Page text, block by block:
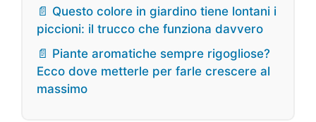
📄 Questo colore in giardino tiene lontani i
piccioni: il trucco che funziona davvero
📄 Piante aromatiche sempre rigogliose?
Ecco dove metterle per farle crescere al
massimo